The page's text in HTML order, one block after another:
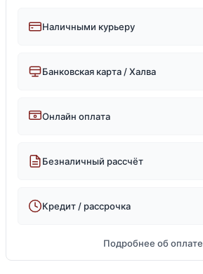
Наличными курьеру
Банковская карта / Халва
Онлайн оплата
Безналичный рассчёт
Кредит / рассрочка
Подробнее об оплате